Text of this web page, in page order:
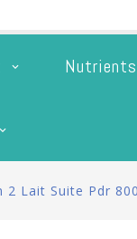
Nutrients
2 Lait Suite Pdr